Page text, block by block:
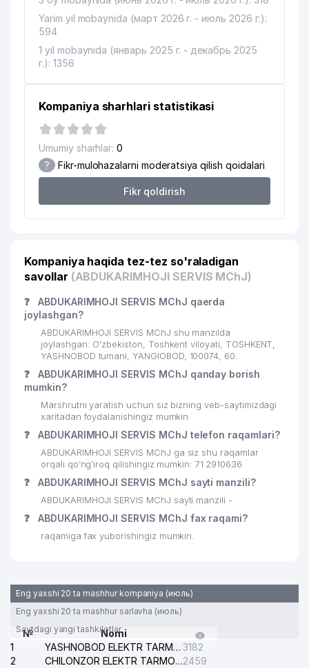
Yarim yil mobaynida (март 2026 г. - июль 2026 г.):
594
1 yil mobaynida (январь 2025 г. - декабрь 2025
г.): 1356
Kompaniya sharhlari statistikasi
Umumiy sharhlar: 0
? Fikr-mulohazalarni moderatsiya qilish qoidalari
Fikr qoldirish
Kompaniya haqida tez-tez so'raladigan
savollar (ABDUKARIMHOJI SERVIS MChJ)
❓
ABDUKARIMHOJI SERVIS MChJ qaerda
joylashgan?
ABDUKARIMHOJI SERVIS MChJ shu manzilda
joylashgan: O'zbekiston, Toshkent viloyati, TOSHKENT,
YASHNOBOD tumani, YANGIOBOD, 100074, 60.
❓
ABDUKARIMHOJI SERVIS MChJ qanday borish
mumkin?
Marshrutni yaratish uchun siz bizning veb-saytimizdagi
xaritadan foydalanishingiz mumkin
❓ ABDUKARIMHOJI SERVIS MChJ telefon raqamlari?
ABDUKARIMHOJI SERVIS MChJ ga siz shu raqamlar
orqali qo’ng’iroq qilishingiz mumkin: 71 2910636
❓ ABDUKARIMHOJI SERVIS MChJ sayti manzili?
ABDUKARIMHOJI SERVIS MChJ sayti manzili -
❓ ABDUKARIMHOJI SERVIS MChJ fax raqami?
raqamiga fax yuborishingiz mumkin.
Eng yaxshi 20 ta mashhur kompaniya (июль)
Eng yaxshi 20 ta mashhur sarlavha (июль)
Saytdagi yangi tashkilotlar
№
Nomi
1
YASHNOBOD ELEKTR TARMOG'I NOSOZLIKLARI XIZMATI 3182
2
CHILONZOR ELEKTR TARMOG'I NOSOZLIK XIZMATI2459